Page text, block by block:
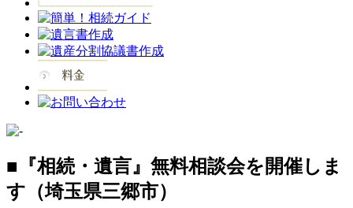
■『相続・遺言』無料相談会を開催しま
す（埼玉県三郷市）